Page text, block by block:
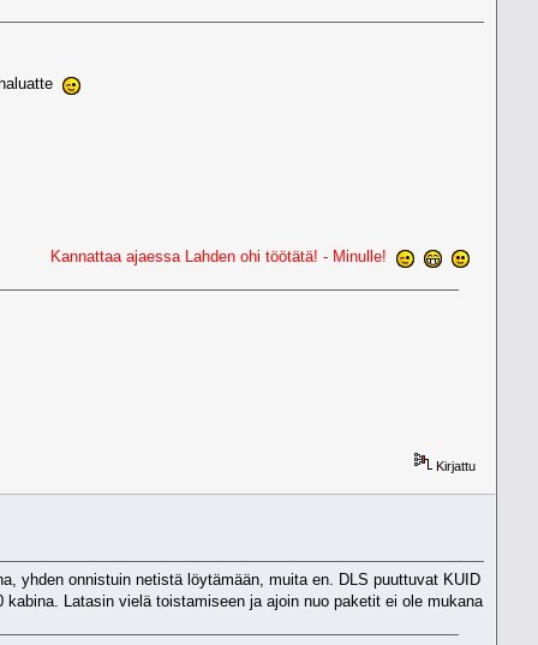
ajaessa Lahden ohi töötätä! - Minulle!
Kirjattu
yhden onnistuin netistä löytämään, muita en. DLS puuttuvat KUID
Latasin vielä toistamiseen ja ajoin nuo paketit ei ole mukana